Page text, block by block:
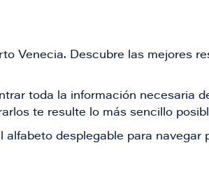
Venecia. Descubre las mejores
toda la información necesaria
te resulte lo más sencillo
desplegable para navegar